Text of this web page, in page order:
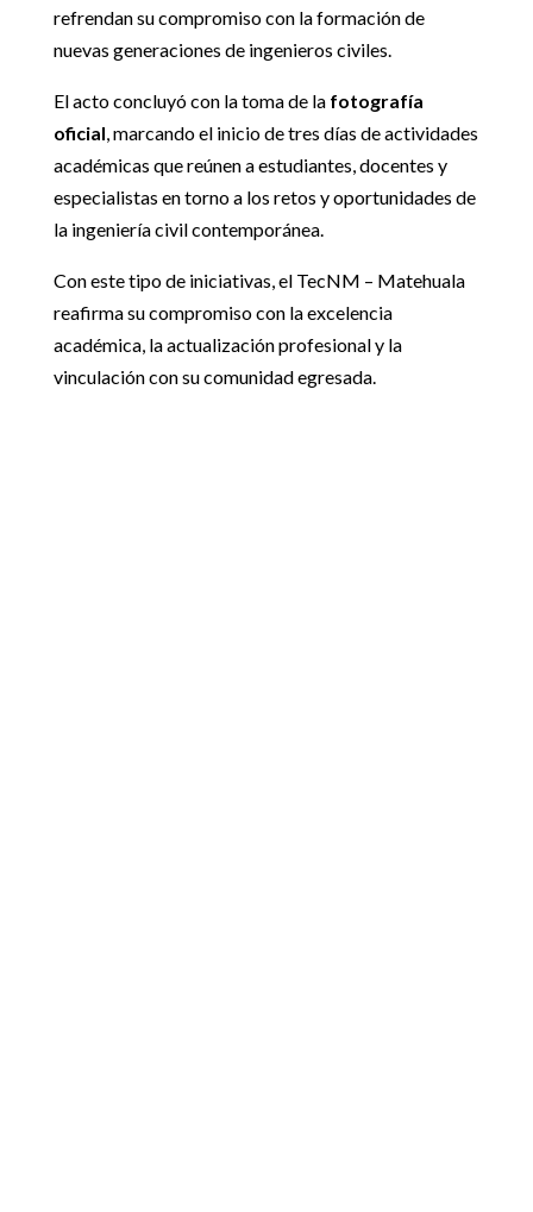
refrendan su compromiso con la formación de
nuevas generaciones de ingenieros civiles.
El acto concluyó con la toma de la fotografía
oficial, marcando el inicio de tres días de actividades
académicas que reúnen a estudiantes, docentes y
especialistas en torno a los retos y oportunidades de
la ingeniería civil contemporánea.
Con este tipo de iniciativas, el TecNM – Matehuala
reafirma su compromiso con la excelencia
académica, la actualización profesional y la
vinculación con su comunidad egresada.